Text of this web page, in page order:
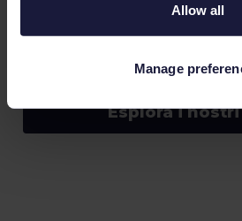
Allow all
Manage
Scegli un piano che si
lungo termine.
Esplora i